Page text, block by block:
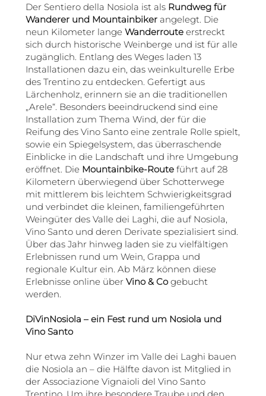
Der Sentiero della Nosiola ist als Rundweg für
Wanderer und Mountainbikerangelegt. Die
neun Kilometer lange Wanderroute erstreckt
sich durch historische Weinberge und ist für alle
zugänglich. Entlang des Weges laden 13
Installationen dazu ein, das weinkulturelle Erbe
des Trentino zu entdecken. Gefertigt aus
Lärchenholz, erinnern sie an die traditionellen
„Arele“. Besonders beeindruckend sind eine
Installation zum Thema Wind, der für die
Reifung des Vino Santo eine zentrale Rolle spielt,
sowie ein Spiegelsystem, das überraschende
Einblicke in die Landschaft und ihre Umgebung
eröffnet. Die Mountainbike-Routeführt auf 28
Kilometern überwiegend über Schotterwege
mit mittlerem bis leichtem Schwierigkeitsgrad
und verbindet die kleinen, familiengeführten
Weingüter des Valle dei Laghi, die auf Nosiola,
Vino Santo und deren Derivate spezialisiert sind.
Über das Jahr hinweg laden sie zu vielfältigen
Erlebnissen rund um Wein, Grappa und
regionale Kultur ein. Ab März können diese
Erlebnisse online über Vino & Cogebucht
werden.
DiVinNosiola – ein Fest rund um Nosiola und
Vino Santo
Nur etwa zehn Winzer im Valle dei Laghi bauen
die Nosiola an – die Hälfte davon ist Mitglied in
der Associazione Vignaioli del Vino Santo